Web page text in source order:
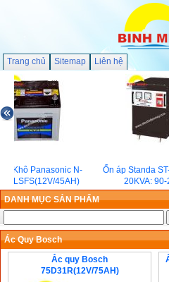
Trang chủ Sitemap Liên hệ
Khô Panasonic N-
45AH)
Ổn áp Standa
20KVA: 90-
DANH MỤC SẢN PHẨM
Ác Quy Bosch
Ắc quy Bosch
75D31R(12V/75AH)